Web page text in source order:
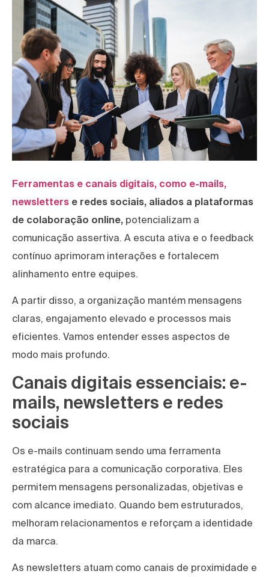
Ferramentas e canais digitais, como e-mails,
newsletters e redes sociais, aliados a plataformas
de colaboração online, potencializam a
comunicação assertiva. A escuta ativa e o feedback
contínuo aprimoram interações e fortalecem
alinhamento entre equipes.
A partir disso, a organização mantém mensagens
claras, engajamento elevado e processos mais
eficientes. Vamos entender esses aspectos de
modo mais profundo.
Canais digitais essenciais: e-
mails, newsletters e redes
sociais
Os e-mails continuam sendo uma ferramenta
estratégica para a comunicação corporativa. Eles
permitem mensagens personalizadas, objetivas e
com alcance imediato. Quando bem estruturados,
melhoram relacionamentos e reforçam a identidade
da marca.
As newsletters atuam como canais de proximidade e